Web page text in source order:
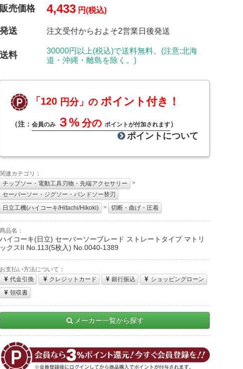
販売価格 4,433 円(税込)
発送 注文受付からおよそ2営業日後発送
送料
30000円以上(税込)で送料無料。(注意:北海
道・沖縄・離島を除く。)
「120 円分」のポイント付き！
（注： 会員のみ ３% 分のポイントが付加されます）
ポイントについて
関連カテゴリ：
チップソー・電動工具刃物・先端アクセサリー
>
セーバーソー・ジグソー・バンドソー替刃
日立工機(ハイコーキ/Hitachi/Hikoki)
> 切断・曲げ・圧着
商品名：
ハイコーキ(日立) セーバーソーブレード ストレートタイプ マトリ
ックスII No.113(5枚入) No.0040-1389
お支払い方法について：
代金引換
クレジットカード 銀行振込
ショッピングローン
領収書
メーカー一覧から探す